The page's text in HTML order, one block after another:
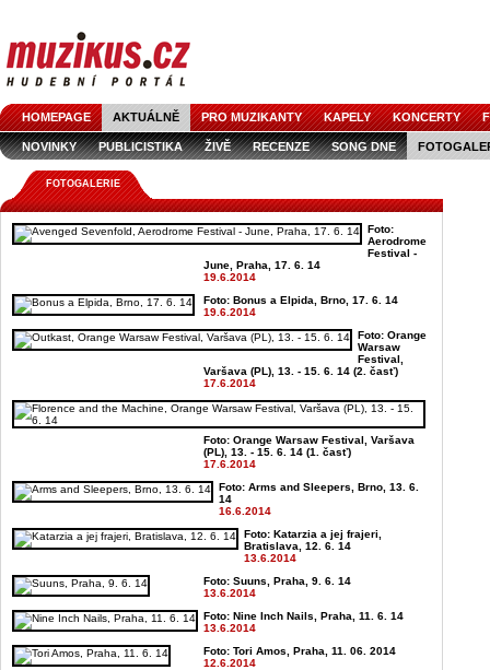
HOMEPAGE AKTUÁLNĚ PRO MUZIKANTY KAPELY KONCERTY
NOVINKY PUBLICISTIKA ŽIVĚ RECENZE SONG DNE
FOTOGALERIE
Foto:
Aerodrome
Festival -
June, Praha, 17. 6. 14
19.6.2014
Foto: Bonus a Elpida, Brno, 17. 6. 14
19.6.2014
Foto: Orange
Warsaw
Festival,
Varšava (PL), 13. - 15. 6. 14 (2. časť)
17.6.2014
Foto: Orange Warsaw Festival, Varšava
(PL), 13. - 15. 6. 14 (1. časť)
17.6.2014
Foto: Arms and Sleepers, Brno, 13. 6.
14
16.6.2014
Foto: Katarzia a jej frajeri,
Bratislava, 12. 6. 14
13.6.2014
Foto: Suuns, Praha, 9. 6. 14
13.6.2014
Foto: Nine Inch Nails, Praha, 11. 6. 14
13.6.2014
Foto: Tori Amos, Praha, 11. 06. 2014
12.6.2014